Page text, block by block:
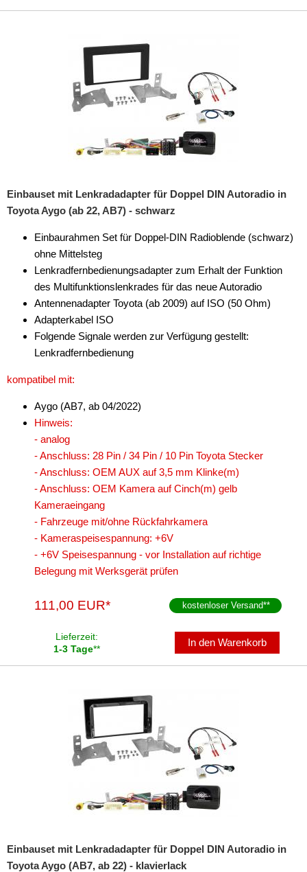
Einbauset mit Lenkradadapter für Doppel DIN Autoradio in
Toyota Aygo (ab 22, AB7) - schwarz
Einbaurahmen Set für Doppel-DIN Radioblende (schwarz)
ohne Mittelsteg
Lenkradfernbedienungsadapter zum Erhalt der Funktion
des Multifunktionslenkrades für das neue Autoradio
Antennenadapter Toyota (ab 2009) auf ISO (50 Ohm)
Adapterkabel ISO
Folgende Signale werden zur Verfügung gestellt:
Lenkradfernbedienung
kompatibel mit:
Aygo (AB7, ab 04/2022)
Hinweis:
- analog
- Anschluss: 28 Pin / 34 Pin / 10 Pin Toyota Stecker
- Anschluss: OEM AUX auf 3,5 mm Klinke(m)
- Anschluss: OEM Kamera auf Cinch(m) gelb
Kameraeingang
- Fahrzeuge mit/ohne Rückfahrkamera
- Kameraspeisespannung: +6V
- +6V Speisespannung - vor Installation auf richtige
Belegung mit Werksgerät prüfen
111,00 EUR* kostenloser Versand**
Lieferzeit:
1-3 Tage**
In den Warenkorb
Einbauset mit Lenkradadapter für Doppel DIN Autoradio in
Toyota Aygo (AB7, ab 22) - klavierlack